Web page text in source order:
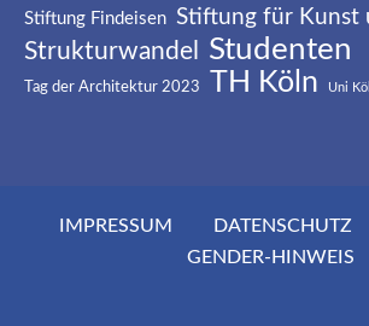
Stiftung Findeisen Stiftung für Kunst
Strukturwandel Studenten
Tag der Architektur 2023 TH Köln Uni
IMPRESSUM DATENSCHUTZ
GENDER-HINWEIS